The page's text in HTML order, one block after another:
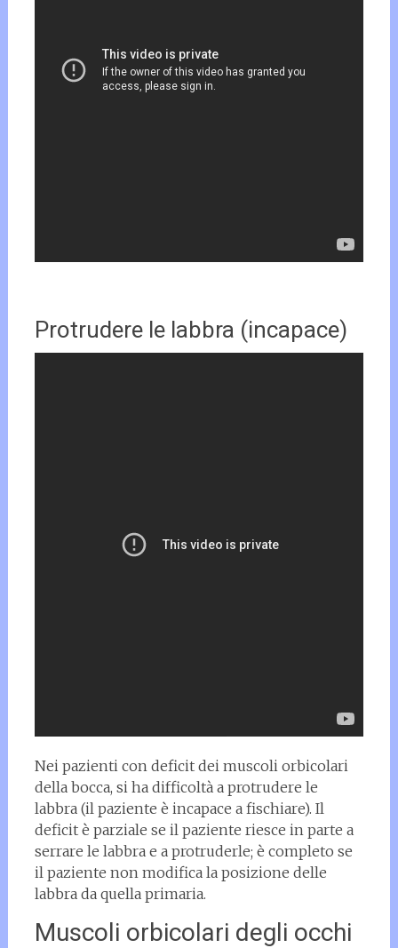
Protrudere le labbra (incapace)
Nei pazienti con deficit dei muscoli orbicolari
della bocca, si ha difficoltà a protrudere le
labbra (il paziente è incapace a fischiare). Il
deficit è parziale se il paziente riesce in parte a
serrare le labbra e a protruderle; è completo se
il paziente non modifica la posizione delle
labbra da quella primaria.
Muscoli orbicolari degli occhi